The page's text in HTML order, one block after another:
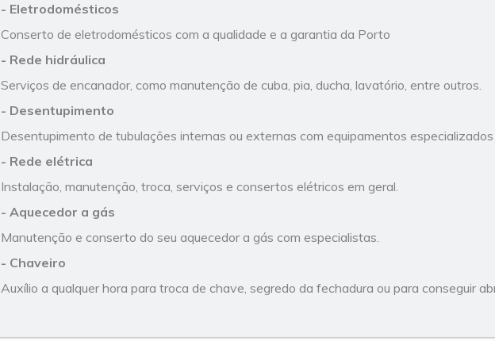
- Eletrodomésticos
Conserto de eletrodomésticos com a qualidade e a garantia da Porto
- Rede hidráulica
Serviços de encanador, como manutenção de cuba, pia, ducha, lavatório, entre outros.
- Desentupimento
Desentupimento de tubulações internas ou externas com equipamentos especializados
- Rede elétrica
Instalação, manutenção, troca, serviços e consertos elétricos em geral.
- Aquecedor a gás
Manutenção e conserto do seu aquecedor a gás com especialistas.
- Chaveiro
Auxílio a qualquer hora para troca de chave, segredo da fechadura ou para conseguir